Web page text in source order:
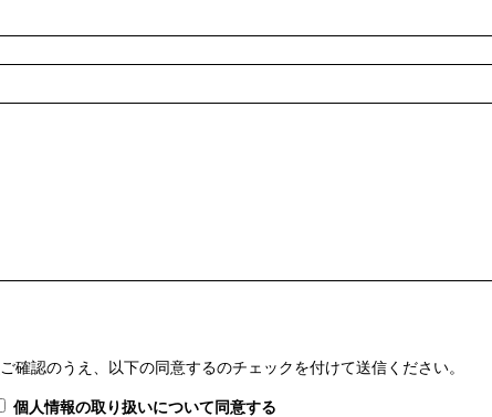
ご確認のうえ、以下の同意するのチェックを付けて送信ください。
個人情報の取り扱いについて同意する